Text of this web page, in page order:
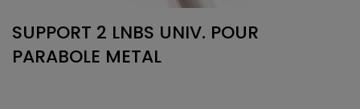
SUPPORT 2 LNBS UNIV. POUR
PARABOLE METAL